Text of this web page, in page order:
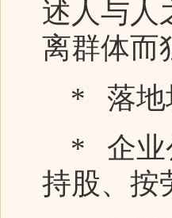
述人与人
离群体而
* 落地
* 企业
持股、按